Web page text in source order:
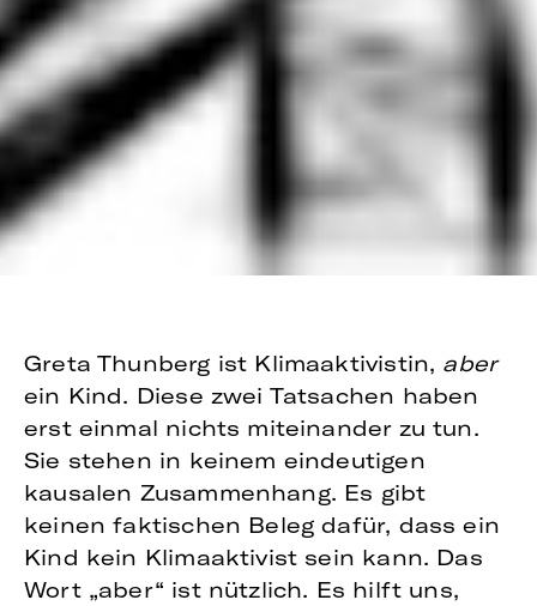
Greta Thunberg ist Klimaaktivistin, aber
ein Kind. Diese zwei Tatsachen haben
erst einmal nichts miteinander zu tun.
Sie stehen in keinem eindeutigen
kausalen Zusammenhang. Es gibt
keinen faktischen Beleg dafür, dass ein
Kind kein Klimaaktivist sein kann. Das
Wort „aber“ ist nützlich. Es hilft uns,